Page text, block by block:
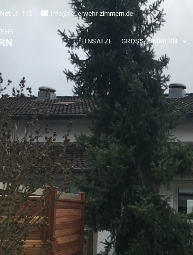
Notruf: 112 info@feuerwehr-zimmern.de
EINSÄTZE GROSS-ZIMMERN